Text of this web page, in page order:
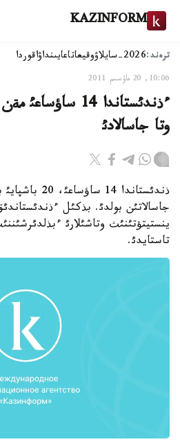
KAZINFORM
ترەند:2026-سايلاۋ وقيعاتاعايىنداۋاقوردا
10:06, 20 ماۋسىم 2011
وتا جاسالادئ
ذندئستاندا 14
جاسالاتئن بولدئ. بذكئل
ينستيتؤتئنئث وتاشئلارئ
تاستايدئ.